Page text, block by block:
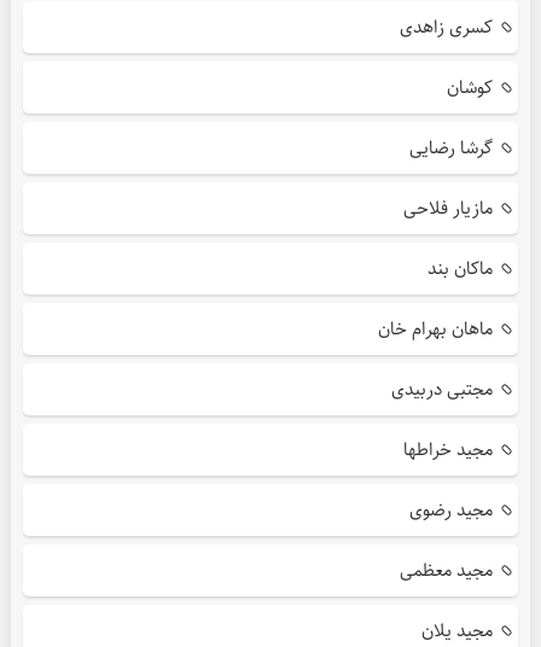
کسری زاهدی
کوشان
گرشا رضایی
مازیار فلاحی
ماکان بند
ماهان بهرام خان
مجتبی دربیدی
مجید خراطها
مجید رضوی
مجید معظمی
مجید یلان